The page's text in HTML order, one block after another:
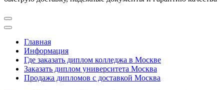
Главная
Информация
Где заказать диплом колледжа в Москве
Заказать диплом университета Москва
Продажа дипломов с доставкой Москва